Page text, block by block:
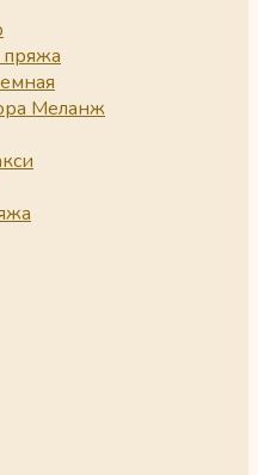
пряжа
Меланж